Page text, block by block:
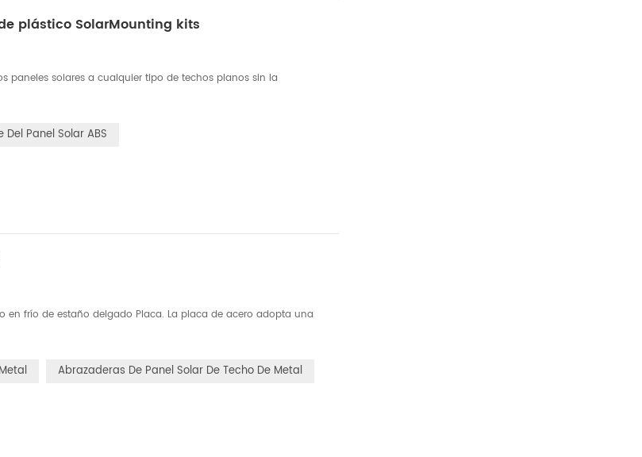
plástico SolarMounting kits
paneles solares a cualquier tipo de techos planos sin la
Panel Solar ABS
frío de estaño delgado Placa. La placa de acero adopta una
Abrazaderas De Panel Solar De Techo De Metal